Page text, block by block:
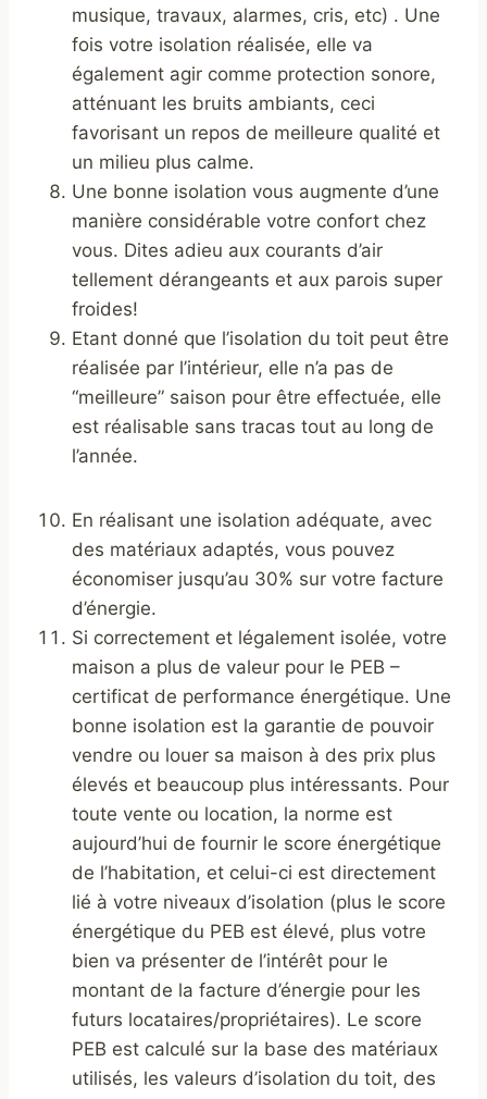
musique, travaux, alarmes, cris, etc) . Une
fois votre isolation réalisée, elle va
également agir comme protection sonore,
atténuant les bruits ambiants, ceci
favorisant un repos de meilleure qualité et
un milieu plus calme.
Une bonne isolation vous augmente d’une
manière considérable votre confort chez
vous. Dites adieu aux courants d’air
tellement dérangeants et aux parois super
froides!
Etant donné que l’isolation du toit peut être
réalisée par l’intérieur, elle n’a pas de
“meilleure” saison pour être effectuée, elle
est réalisable sans tracas tout au long de
l’année.
En réalisant une isolation adéquate, avec
des matériaux adaptés, vous pouvez
économiser jusqu’au 30% sur votre facture
d’énergie.
Si correctement et légalement isolée, votre
maison a plus de valeur pour le PEB –
certificat de performance énergétique. Une
bonne isolation est la garantie de pouvoir
vendre ou louer sa maison à des prix plus
élevés et beaucoup plus intéressants. Pour
toute vente ou location, la norme est
aujourd’hui de fournir le score énergétique
de l’habitation, et celui-ci est directement
lié à votre niveaux d’isolation (plus le score
énergétique du PEB est élevé, plus votre
bien va présenter de l’intérêt pour le
montant de la facture d’énergie pour les
futurs locataires/propriétaires). Le score
PEB est calculé sur la base des matériaux
utilisés, les valeurs d’isolation du toit, des